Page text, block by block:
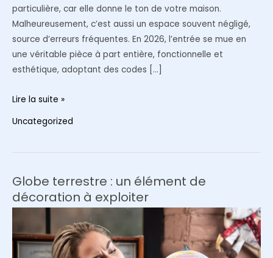
particulière, car elle donne le ton de votre maison.
Malheureusement, c’est aussi un espace souvent négligé,
source d’erreurs fréquentes. En 2026, l’entrée se mue en
une véritable pièce à part entière, fonctionnelle et
esthétique, adoptant des codes […]
Déco
erreurs
éviter
idées
Lire la suite »
Uncategorized
Globe terrestre : un élément de
décoration à exploiter